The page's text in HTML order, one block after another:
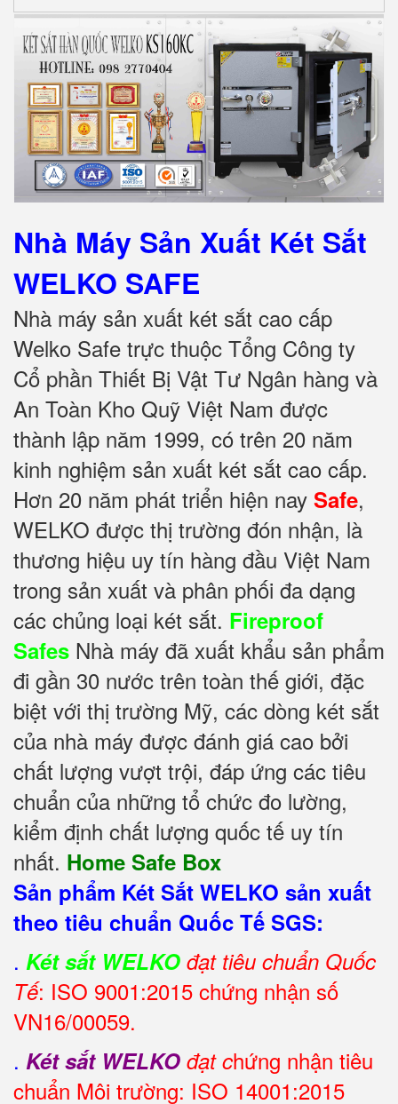
Nhà Máy Sản Xuất Két Sắt
WELKO SAFE
Nhà máy sản xuất két sắt cao cấp
Welko Safe trực thuộc Tổng Công ty
Cổ phần Thiết Bị Vật Tư Ngân hàng và
An Toàn Kho Quỹ Việt Nam được
thành lập năm 1999, có trên 20 năm
kinh nghiệm sản xuất két sắt cao cấp.
Hơn 20 năm phát triển hiện nay Safe,
WELKO được thị trường đón nhận, là
thương hiệu uy tín hàng đầu Việt Nam
trong sản xuất và phân phối đa dạng
các chủng loại két sắt. Fireproof
Safes Nhà máy đã xuất khẩu sản phẩm
đi gần 30 nước trên toàn thế giới, đặc
biệt với thị trường Mỹ, các dòng két sắt
của nhà máy được đánh giá cao bởi
chất lượng vượt trội, đáp ứng các tiêu
chuẩn của những tổ chức đo lường,
kiểm định chất lượng quốc tế uy tín
nhất. Home Safe Box
Sản phẩm Két Sắt WELKO sản xuất
theo tiêu chuẩn Quốc Tế SGS:
. Két sắt WELKO đạt tiêu chuẩn Quốc
Tế: ISO 9001:2015 chứng nhận số
VN16/00059.
. Két sắt WELKO đạt chứng nhận tiêu
chuẩn Môi trường: ISO 14001:2015